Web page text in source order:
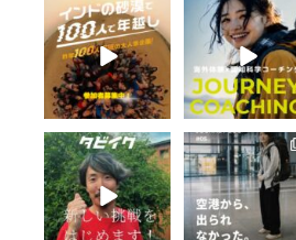
首都デリーから、砂
漠の街へ。
列車に揺られ、街を
歩き、...
40 0
海外体験を、思
で終わらせない
タビイクを始めて
年。...
101
タビイクを始めて、
15年。
これまで6,000名以
上の旅人を、...
233 11
インドに着いた
でも、1人では空
の外へ出られな
た。
...
60 0